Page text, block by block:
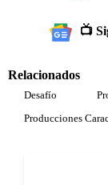
📺
Relacionados
Desafío
Producciones